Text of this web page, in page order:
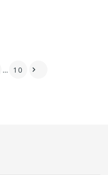
… 10 